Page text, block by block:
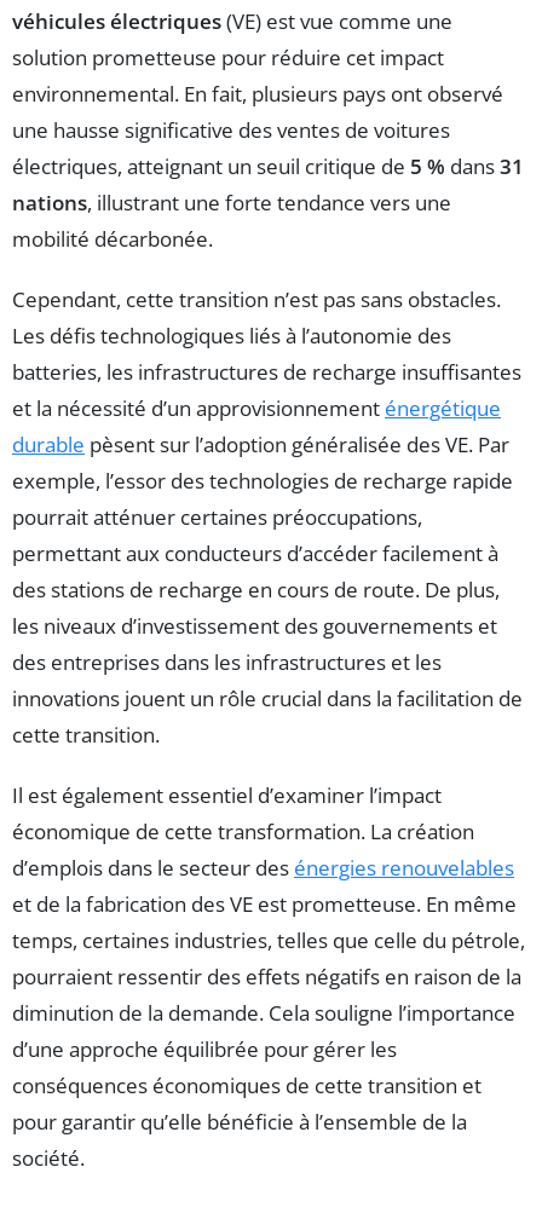
véhicules électriques(VE) est vue comme une
solution prometteuse pour réduire cet impact
environnemental. En fait, plusieurs pays ont observé
une hausse significative des ventes de voitures
électriques, atteignant un seuil critique de 5 % dans31
nations, illustrant une forte tendance vers une
mobilité décarbonée.
Cependant, cette transition n’est pas sans obstacles.
Les défis technologiques liés à l’autonomie des
batteries, les infrastructures de recharge insuffisantes
et la nécessité d’un approvisionnement énergétique
durable pèsent sur l’adoption généralisée des VE. Par
exemple, l’essor des technologies de recharge rapide
pourrait atténuer certaines préoccupations,
permettant aux conducteurs d’accéder facilement à
des stations de recharge en cours de route. De plus,
les niveaux d’investissement des gouvernements et
des entreprises dans les infrastructures et les
innovations jouent un rôle crucial dans la facilitation de
cette transition.
Il est également essentiel d’examiner l’impact
économique de cette transformation. La création
d’emplois dans le secteur des énergies renouvelables
et de la fabrication des VE est prometteuse. En même
temps, certaines industries, telles que celle du pétrole,
pourraient ressentir des effets négatifs en raison de la
diminution de la demande. Cela souligne l’importance
d’une approche équilibrée pour gérer les
conséquences économiques de cette transition et
pour garantir qu’elle bénéficie à l’ensemble de la
société.